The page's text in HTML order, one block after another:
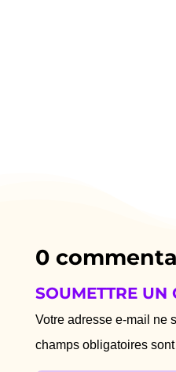
0
SOUMETTRE UN
Votre adresse e-mail ne
champs obligatoires